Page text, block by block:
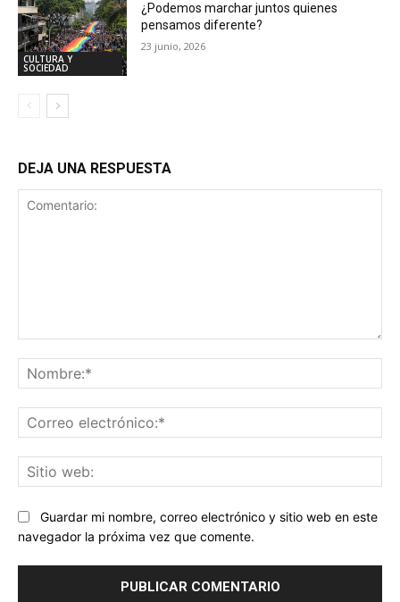
CULTURA Y
SOCIEDAD
¿Podemos marchar juntos quienes
pensamos diferente?
23 junio, 2026
DEJA UNA RESPUESTA
Guardar mi nombre, correo electrónico y sitio web en este
navegador la próxima vez que comente.